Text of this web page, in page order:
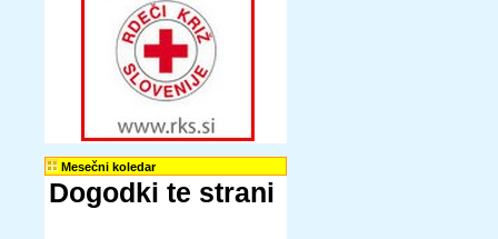
Mesečni koledar
Dogodki te strani